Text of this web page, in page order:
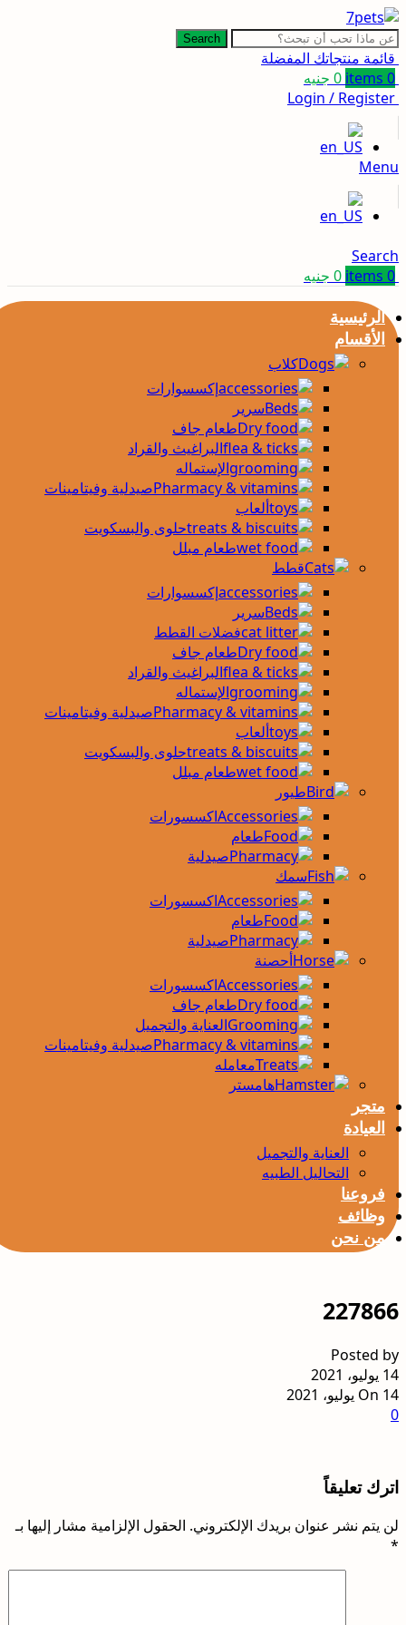
Search
قائمة منتجاتك المفضلة
0
items
0 جنيه
Login / Register
Menu
Search
0
items
0 جنيه
الرئيسية
الأقسام
كلاب
إكسسوارات
سرير
طعام جاف
البراغيث والقراد
الإستماله
صيدلية وفيتامينات
ألعاب
حلوى والبسكويت
طعام مبلل
قطط
إكسسوارات
سرير
فضلات القطط
طعام جاف
البراغيث والقراد
الإستماله
صيدلية وفيتامينات
ألعاب
حلوى والبسكويت
طعام مبلل
طيور
اكسسورات
طعام
صيدلية
سمك
اكسسورات
طعام
صيدلية
أحصنة
اكسسورات
طعام جاف
العناية والتجميل
صيدلية وفيتامينات
معامله
هامستر
متجر
العيادة
العناية والتجميل
التحاليل الطبيه
فروعنا
وظائف
من نحن
227866
Posted by
14 يوليو، 2021
On 14 يوليو، 2021
0
اترك تعليقاً
لن يتم نشر عنوان بريدك الإلكتروني. الحقول الإلزامية مشار إليها بـ
*